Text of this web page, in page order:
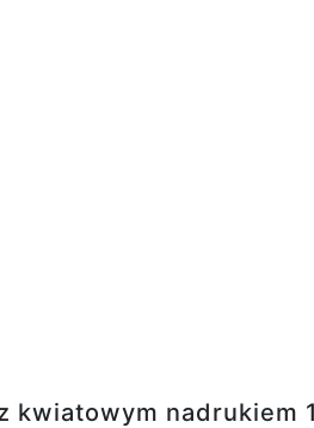
140x270 cm
kwiatowym nadrukiem